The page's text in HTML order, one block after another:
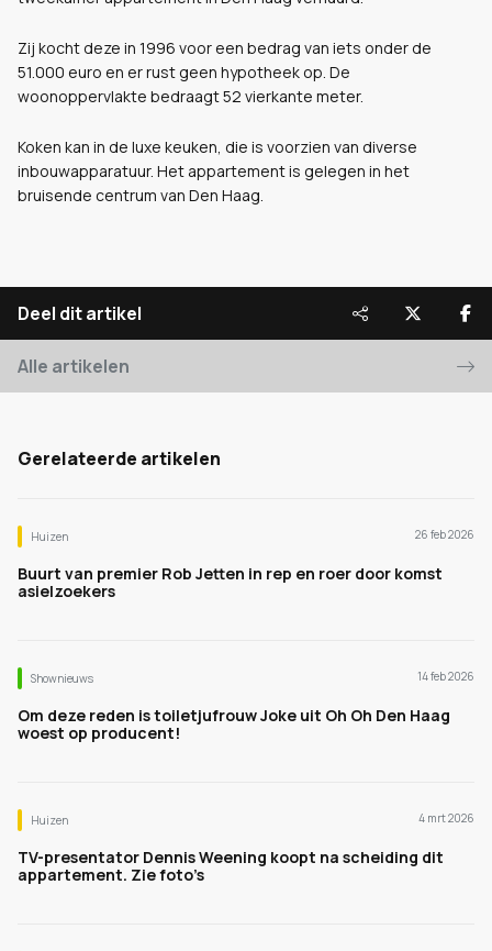
Zij kocht deze in 1996 voor een bedrag van iets onder de
51.000 euro en er rust geen hypotheek op. De
woonoppervlakte bedraagt 52 vierkante meter.
Koken kan in de luxe keuken, die is voorzien van diverse
inbouwapparatuur. Het appartement is gelegen in het
bruisende centrum van Den Haag.
Deel dit artikel
Alle artikelen
Gerelateerde artikelen
Huizen 26 feb 2026
Buurt van premier Rob Jetten in rep en roer door komst
asielzoekers
Shownieuws 14 feb 2026
Om deze reden is toiletjufrouw Joke uit Oh Oh Den Haag
woest op producent!
Huizen 4 mrt 2026
TV-presentator Dennis Weening koopt na scheiding dit
appartement. Zie foto’s